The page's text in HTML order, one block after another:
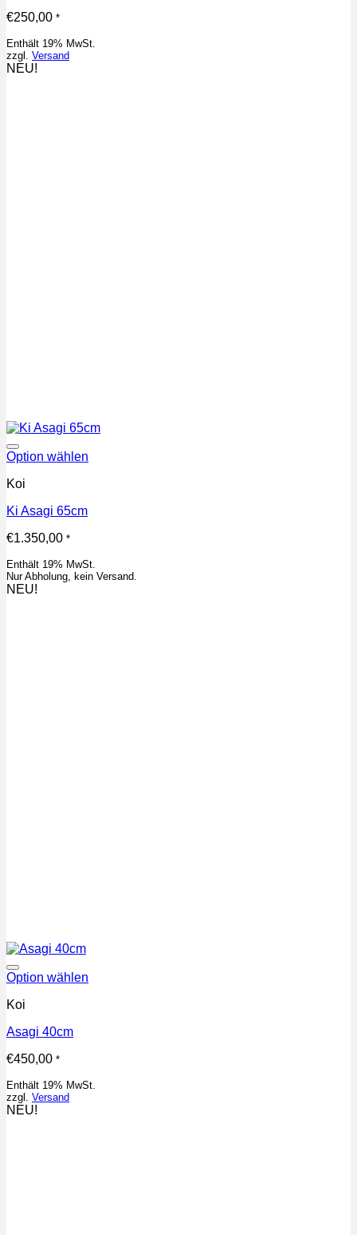
€250,00 *
Enthält 19% MwSt.
zzgl. Versand
NEU!
Option wählen
Koi
Ki Asagi 65cm
€1.350,00 *
Enthält 19% MwSt.
Nur Abholung, kein Versand.
NEU!
Option wählen
Koi
Asagi 40cm
€450,00 *
Enthält 19% MwSt.
zzgl. Versand
NEU!